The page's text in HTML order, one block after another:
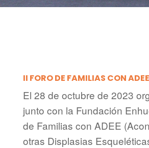
II FORO DE FAMILIAS CON ADEE
El 28 de octubre de 2023
junto con la Fundación
de Familias con ADEE
otras Displasias